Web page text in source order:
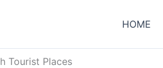
HOME
Tourist Places